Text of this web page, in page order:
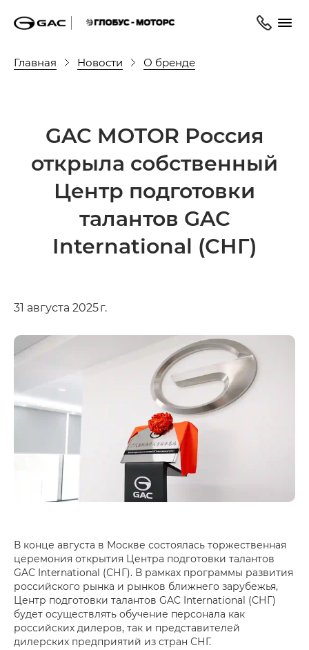
Главная Новости О бренде
GAC MOTOR Россия
открыла собственный
Центр подготовки
талантов GAC
International (СНГ)
31 августа 2025 г.
В конце августа в Москве состоялась торжественная
церемония открытия Центра подготовки талантов
GAC International (СНГ). В рамках программы развития
российского рынка и рынков ближнего зарубежья,
Центр подготовки талантов GAC International (СНГ)
будет осуществлять обучение персонала как
российских дилеров, так и представителей
дилерских предприятий из стран СНГ.